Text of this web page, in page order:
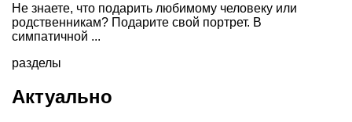
Не знаете, что подарить любимому человеку или
родственникам? Подарите свой портрет. В
симпатичной ...
разделы
Актуально